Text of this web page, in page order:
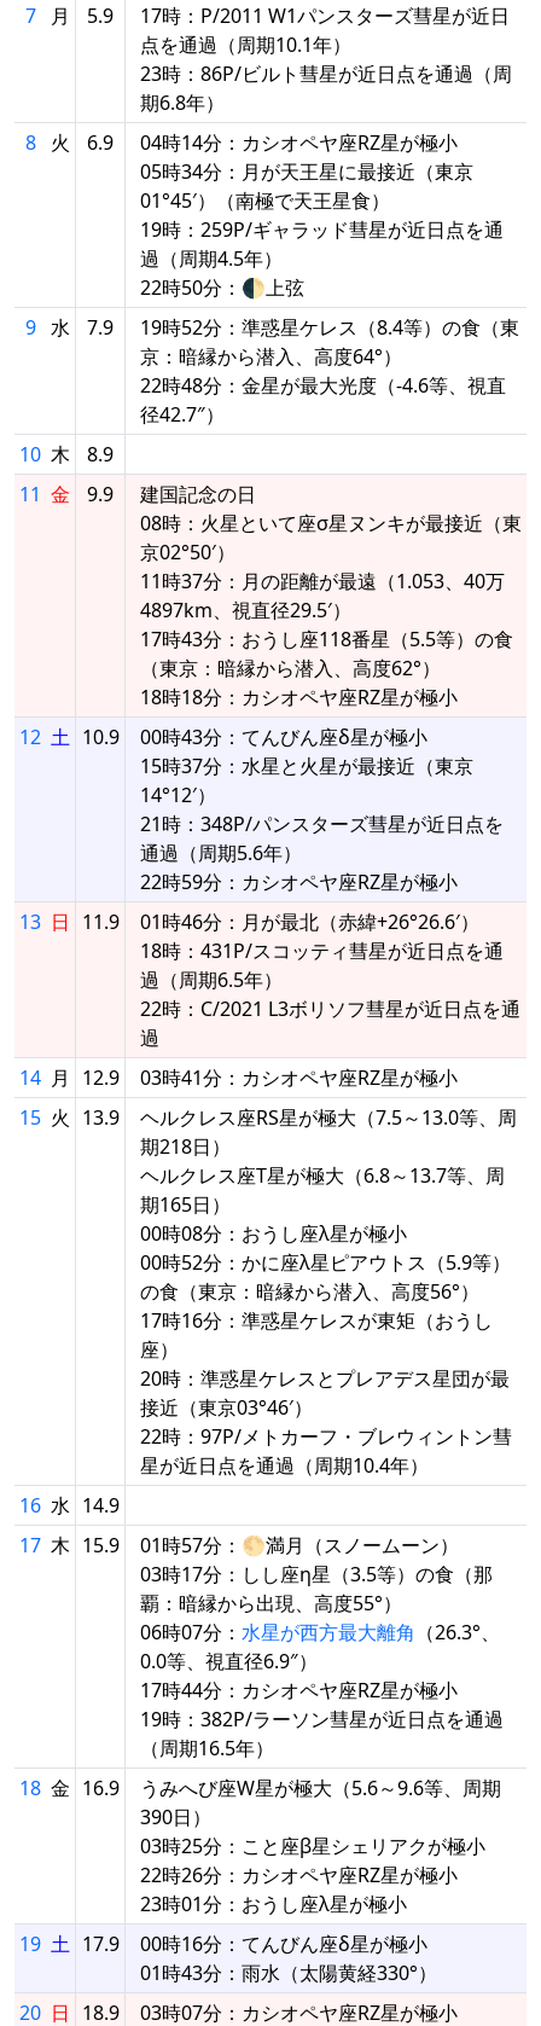
7
月 5.9
17時：P/2011 W1パンスターズ彗星が近日
点を通過（周期10.1年）
23時：86P/ビルト彗星が近日点を通過（周
期6.8年）
8
火 6.9
04時14分：カシオペヤ座RZ星が極小
05時34分：月が天王星に最接近（東京
01°45′）（南極で天王星食）
19時：259P/ギャラッド彗星が近日点を通
過（周期4.5年）
22時50分：🌓上弦
9 水 7.9
19時52分：準惑星ケレス（8.4等）の食（東
京：暗縁から潜入、高度64°）
22時48分：金星が最大光度（-4.6等、視直
径42.7″）
10 木
8.9
11 金 9.9
建国記念の日
08時：火星といて座σ星ヌンキが最接近（東
京02°50′）
11時37分：月の距離が最遠（1.053、40万
4897km、視直径29.5′）
17時43分：おうし座118番星（5.5等）の食
（東京：暗縁から潜入、高度62°）
18時18分：カシオペヤ座RZ星が極小
12 土 10.9
00時43分：てんびん座δ星が極小
15時37分：水星と火星が最接近（東京
14°12′）
21時：348P/パンスターズ彗星が近日点を
通過（周期5.6年）
22時59分：カシオペヤ座RZ星が極小
13 日 11.9
01時46分：月が最北（赤緯+26°26.6′）
18時：431P/スコッティ彗星が近日点を通
過（周期6.5年）
22時：C/2021 L3ボリソフ彗星が近日点を通
過
14 月 12.9
03時41分：カシオペヤ座RZ星が極小
15 火 13.9
ヘルクレス座RS星が極大（7.5～13.0等、周
期218日）
ヘルクレス座T星が極大（6.8～13.7等、周
期165日）
00時08分：おうし座λ星が極小
00時52分：かに座λ星ピアウトス（5.9等）
の食（東京：暗縁から潜入、高度56°）
17時16分：準惑星ケレスが東矩（おうし
座）
20時：準惑星ケレスとプレアデス星団が最
接近（東京03°46′）
22時：97P/メトカーフ・ブレウィントン彗
星が近日点を通過（周期10.4年）
16 水 14.9
17 木 15.9
01時57分：🌕満月（スノームーン）
03時17分：しし座η星（3.5等）の食（那
覇：暗縁から出現、高度55°）
06時07分： 水星が西方最大離角 （26.3°、
0.0等、視直径6.9″）
17時44分：カシオペヤ座RZ星が極小
19時：382P/ラーソン彗星が近日点を通過
（周期16.5年）
18 金 16.9
うみへび座W星が極大（5.6～9.6等、周期
390日）
03時25分：こと座β星シェリアクが極小
22時26分：カシオペヤ座RZ星が極小
23時01分：おうし座λ星が極小
19 土 17.9
00時16分：てんびん座δ星が極小
01時43分：雨水（太陽黄経330°）
20 日 18.9 03時07分：カシオペヤ座RZ星が極小